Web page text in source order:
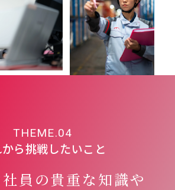
THEME.04
から挑戦したいこと
員の貴重な知識や